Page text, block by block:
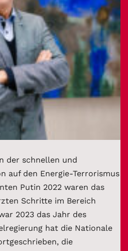
der schnellen und
auf den Energie-Terrorismus
Putin 2022 waren das
Schritte im Bereich
2023 das Jahr des
hat die Nationale
die